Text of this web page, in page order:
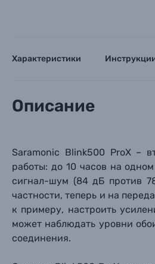
Объективы для
Аксессуары для
Оптические приборы
Электроника
Характеристики
Описание
Saramonic Blink500 ProX –
работы: до 10 часов на
сигнал-шум (84 дБ против
частности, теперь и на
к примеру, настроить
может наблюдать уровни
соединения.